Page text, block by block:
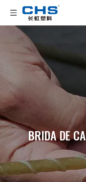
BRIDA DE